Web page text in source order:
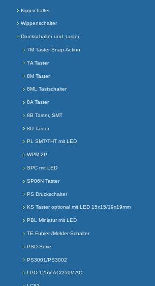
Kippschalter
Wippenschalter
Druckschalter und -taster
7M Taster Snap-Action
7A Taster
8M Taster
8ML Tastschalter
8A Taster
8B Taster, SMT
8U Taster
PL SMT/THT mit LED
WPM-2P
SPC mit LED
SP86N Taster
PS Druckschalter
KS Taster optional mit LED 15x15/19x19mm
PBL Miniatur mit LED
TE Fühler-/Melder-Schalter
PSD-Serie
PS3001/PS3002
LPO 125V AC/250V AC